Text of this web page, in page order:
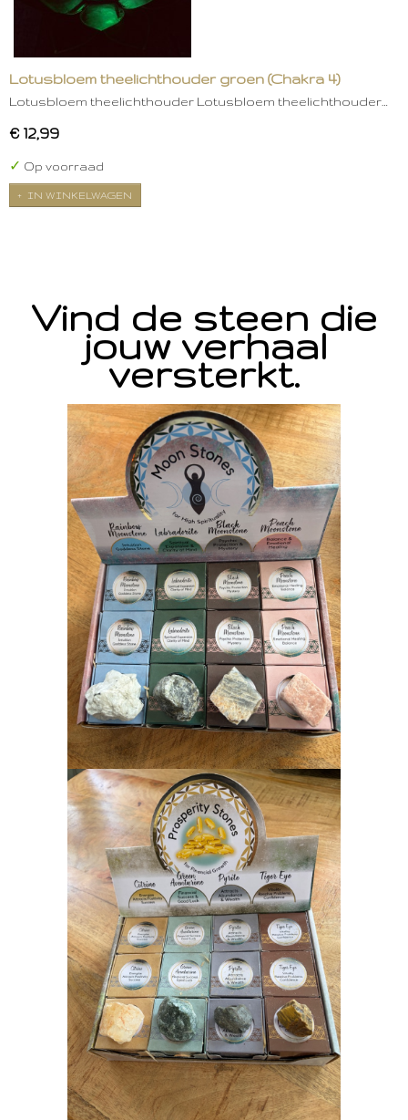
Lotusbloem theelichthouder groen (Chakra 4)
Lotusbloem theelichthouder Lotusbloem theelichthouder…
€ 12,99
✓ Op voorraad
IN WINKELWAGEN
Vind de steen die
jouw verhaal
versterkt.